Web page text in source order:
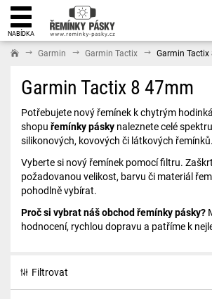
NABÍDKA
Garmin Garmin Tactix Garmin
Garmin Tactix 8 47mm
Potřebujete nový řemínek k chytrým
shopu řemínky pásky naleznete celé
silikonových, kovových či látkových řemínků.
Vyberte si nový řemínek pomocí filtru.
požadovanou velikost, barvu či materiál
pohodlně vybírat.
Proč si vybrat náš obchod řemínky pásky?
hodnocení, rychlou dopravu a patříme k
Filtrovat